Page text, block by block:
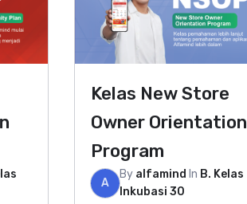
Kelas New Store
Owner Orientation
Program
A
By alfamind In B. Kelas
Inkubasi 30